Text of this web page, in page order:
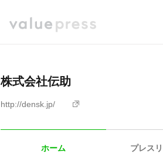
株式会社伝助
http://densk.jp/
ホーム プレス